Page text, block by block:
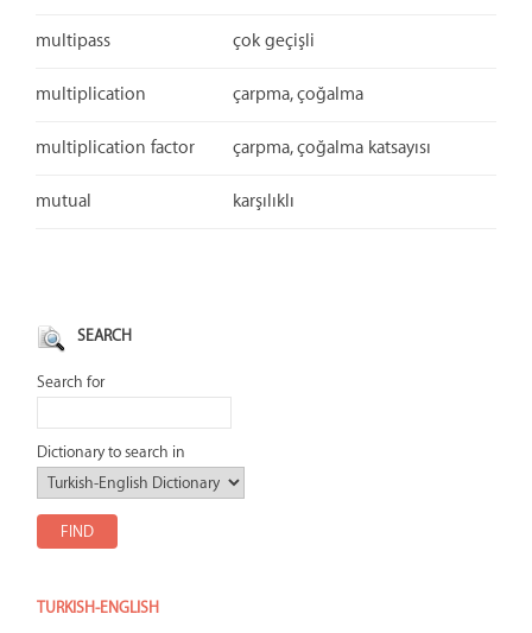
multipass çok geçişli
multiplication çarpma, çoğalma
multiplication factor çarpma, çoğalma katsayısı
mutual karşılıklı
SEARCH
Search for
Dictionary to search in
TURKISH-ENGLISH